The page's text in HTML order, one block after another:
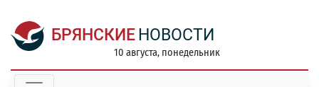
БРЯНСКИЕ НОВОСТИ
10 августа, понедельник